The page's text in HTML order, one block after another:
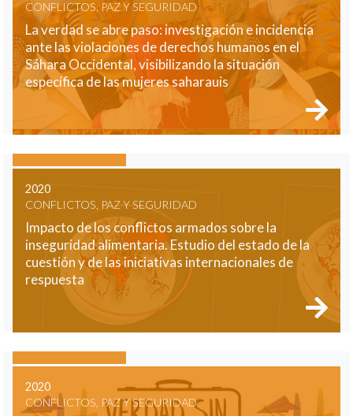
CONFLICTOS, PAZ Y SEGURIDAD
La verdad se abre paso: investigación e incidencia
ante las violaciones de derechos humanos en el
Sáhara Occidental, visibilizando la situación
específica de las mujeres saharauis
2020
CONFLICTOS, PAZ Y SEGURIDAD
Impacto de los conflictos armados sobre la
inseguridad alimentaria. Estudio del estado de la
cuestión y de las iniciativas internacionales de
respuesta
2020
CONFLICTOS, PAZ Y SEGURIDAD